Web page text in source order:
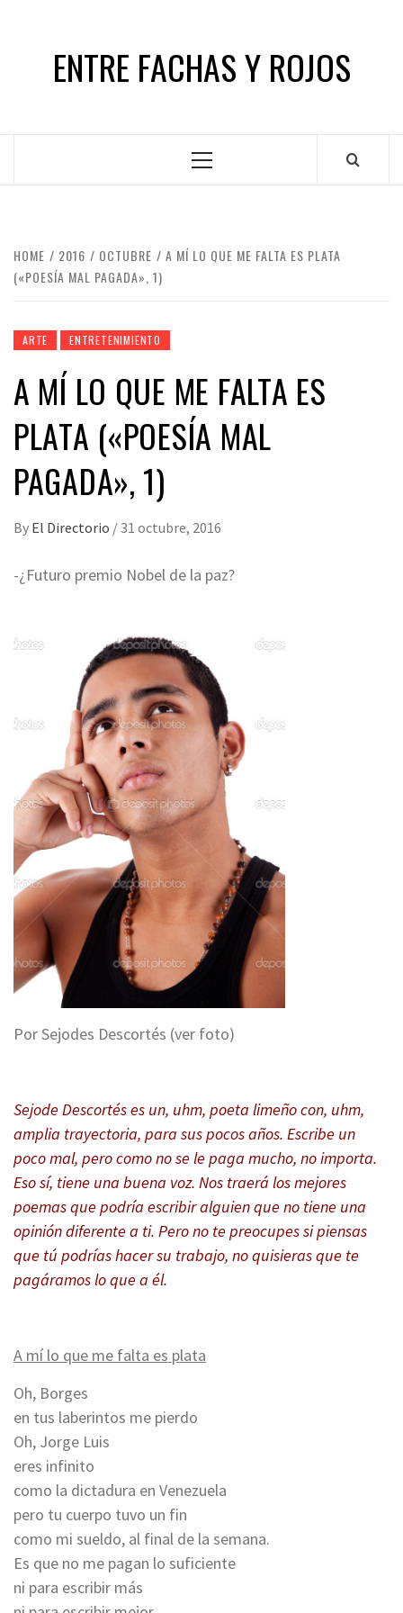
ENTRE FACHAS Y ROJOS
Primary
HOME 2016 OCTUBRE
A MÍ LO QUE ME FALTA ES PLATA
(«POESÍA MAL PAGADA», 1)
ARTE ENTRETENIMIENTO
A MÍ LO QUE ME FALTA ES
PLATA («POESÍA MAL
PAGADA», 1)
By El Directorio / 31 octubre, 2016
-¿Futuro premio Nobel de la paz?
Por Sejodes Descortés (ver foto)
Sejode Descortés es un, uhm, poeta limeño con, uhm,
amplia trayectoria, para sus pocos años. Escribe un
poco mal, pero como no se le paga mucho, no importa.
Eso sí, tiene una buena voz. Nos traerá los mejores
poemas que podría escribir alguien que no tiene una
opinión diferente a ti. Pero no te preocupes si piensas
que tú podrías hacer su trabajo, no quisieras que te
pagáramos lo que a él.
A mí lo que me falta es plata
Oh, Borges
en tus laberintos me pierdo
Oh, Jorge Luis
eres infinito
como la dictadura en Venezuela
pero tu cuerpo tuvo un fin
como mi sueldo, al final de la semana.
Es que no me pagan lo suficiente
ni para escribir más